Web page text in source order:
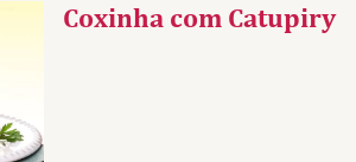
Coxinha com Catupiry